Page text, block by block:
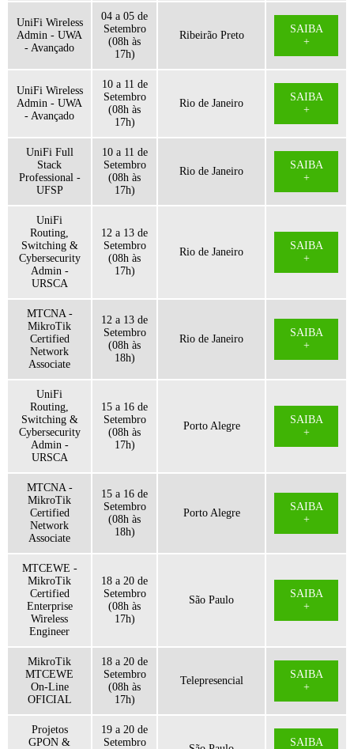
UniFi Wireless
Admin - UWA
- Avançado
04 a 05 de
Setembro
(08h às
17h)
Ribeirão Preto
SAIBA
+
UniFi Wireless
Admin - UWA
- Avançado
10 a 11 de
Setembro
(08h às
17h)
Rio de Janeiro
SAIBA
+
UniFi Full
Stack
Professional -
UFSP
10 a 11 de
Setembro
(08h às
17h)
Rio de Janeiro
SAIBA
+
UniFi
Routing,
Switching &
Cybersecurity
Admin -
URSCA
12 a 13 de
Setembro
(08h às
17h)
Rio de Janeiro
SAIBA
+
MTCNA -
MikroTik
Certified
Network
Associate
12 a 13 de
Setembro
(08h às
18h)
Rio de Janeiro
SAIBA
+
UniFi
Routing,
Switching &
Cybersecurity
Admin -
URSCA
15 a 16 de
Setembro
(08h às
17h)
Porto Alegre
SAIBA
+
MTCNA -
MikroTik
Certified
Network
Associate
15 a 16 de
Setembro
(08h às
18h)
Porto Alegre
SAIBA
+
MTCEWE -
MikroTik
Certified
Enterprise
Wireless
Engineer
18 a 20 de
Setembro
(08h às
17h)
São Paulo
SAIBA
+
MikroTik
MTCEWE
On-Line
OFICIAL
18 a 20 de
Setembro
(08h às
17h)
Telepresencial
SAIBA
+
Projetos
GPON &
19 a 20 de
Setembro
SAIBA